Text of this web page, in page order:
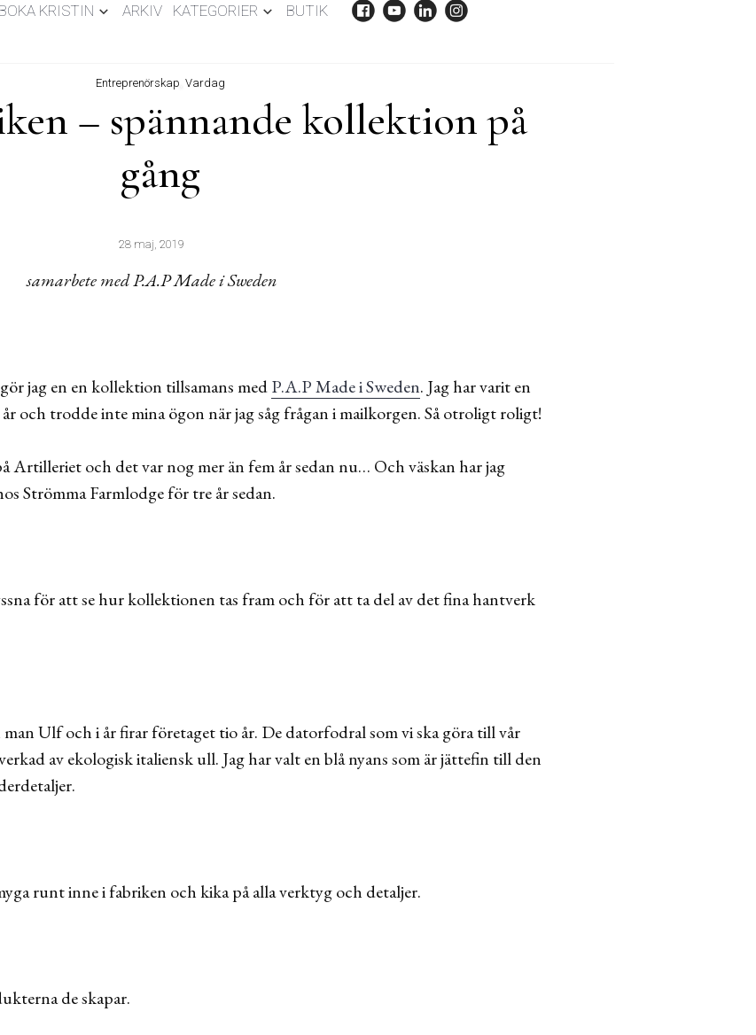
BOKA KRISTIN ARKIV KATEGORIER BUTIK
Entreprenörskap Vardag
– spännande kollektion på
gång
28 maj, 2019
samarbete med P.A.P Made i Sweden
jag en en kollektion tillsamans medP.A.P Made i Sweden. Jag har varit en
och trodde inte mina ögon när jag såg frågan i mailkorgen. Så otroligt roligt!
och det var nog mer än fem år sedan nu… Och väskan har jag
Strömma Farmlodge för tre år sedan.
för att se hur kollektionen tas fram och för att ta del av det fina hantverk
Ulf och i år firar företaget tio år. De datorfodral som vi ska göra till vår
av ekologisk italiensk ull. Jag har valt en blå nyans som är jättefin till den
runt inne i fabriken och kika på alla verktyg och detaljer.
de skapar.